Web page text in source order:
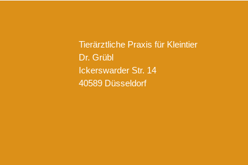
Tierärztliche Praxis für Kleintier
Dr. Grübl
Ickerswarder Str. 14
40589 Düsseldorf